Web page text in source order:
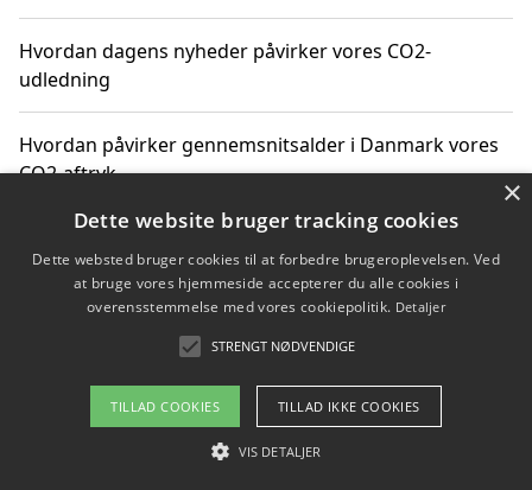
Hvordan dagens nyheder påvirker vores CO2-
udledning
Hvordan påvirker gennemsnitsalder i Danmark vores
CO2-aftryk
Hvordan nyheder om CO2-udledning påvirker vores
hverdag
Om / kontakt
Blog Betingelser
×
Dette website bruger tracking cookies
Dette websted bruger cookies til at forbedre brugeroplevelsen. Ved
at bruge vores hjemmeside accepterer du alle cookies i
overensstemmelse med vores cookiepolitik. Detaljer
STRENGT NØDVENDIGE
TILLAD COOKIES TILLAD IKKE COOKIES
VIS DETALJER